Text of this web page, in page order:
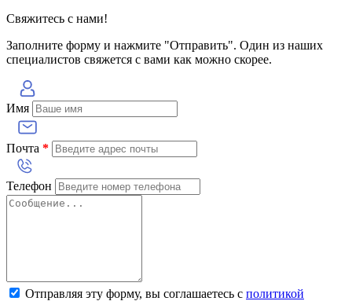
Свяжитесь с нами!
Заполните форму и нажмите "Отправить". Один из наших
специалистов свяжется с вами как можно скорее.
Имя
Почта *
Телефон
Отправляя эту форму, вы соглашаетесь с политикой